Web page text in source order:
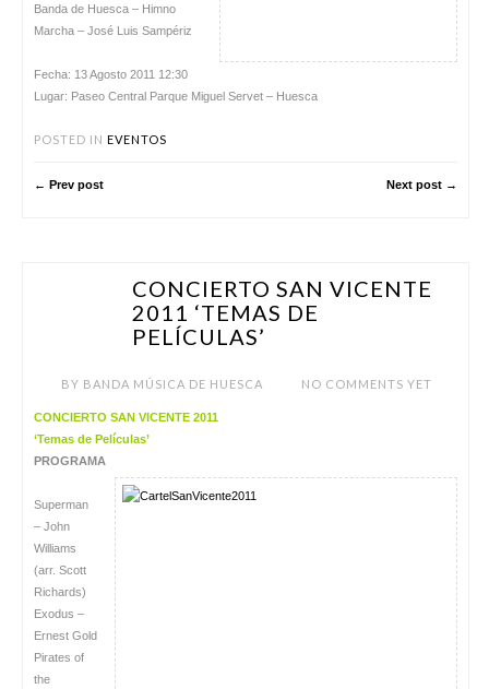
Banda de Huesca – Himno
Marcha – José Luis Sampériz
Fecha: 13 Agosto 2011 12:30
Lugar: Paseo Central Parque Miguel Servet – Huesca
POSTED IN EVENTOS
← Prev post Next post →
CONCIERTO SAN VICENTE
2011 ‘TEMAS DE
PELÍCULAS’
BY BANDA MÚSICA DE HUESCA NO COMMENTS YET
CONCIERTO SAN VICENTE 2011
‘Temas de Películas’
PROGRAMA
Superman
– John
Williams
(arr. Scott
Richards)
Exodus –
Ernest Gold
Pirates of
the